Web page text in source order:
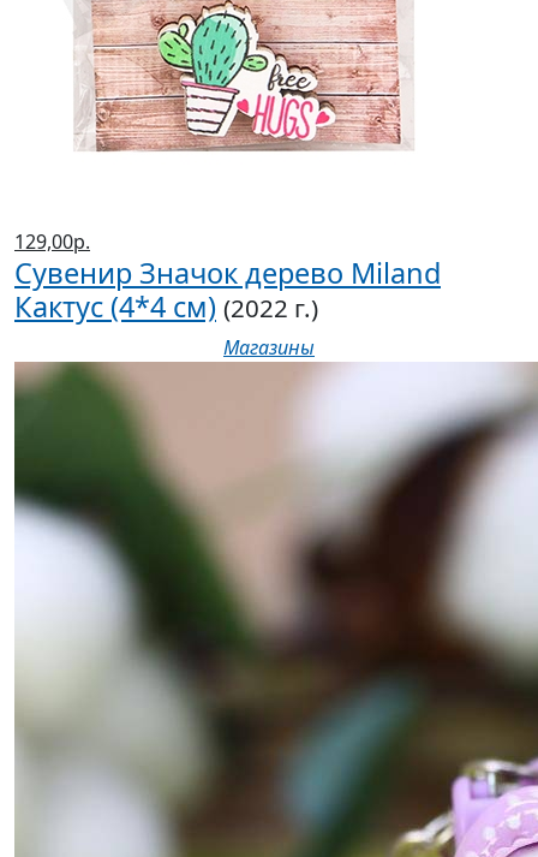
129,00р.
Сувенир Значок дерево Miland
Кактус (4*4 см) (2022 г.)
Магазины